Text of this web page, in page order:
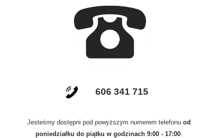
606 341 715
Jesteśmy dostępni pod powyższym numerem telefonu od
poniedziałku do piątku w godzinach 9:00 - 17:00